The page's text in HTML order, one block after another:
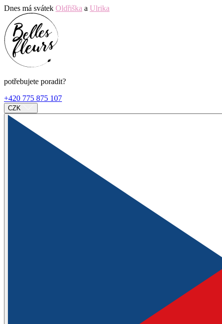
Dnes má svátek Oldřiška a Ulrika
potřebujete poradit?
+420 775 875 107
CZK